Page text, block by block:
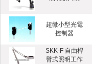
超微小型光電
控制器
SKK-F 自由桿
臂式照明工作